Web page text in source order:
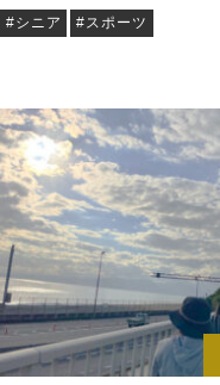
#シニア #スポーツ